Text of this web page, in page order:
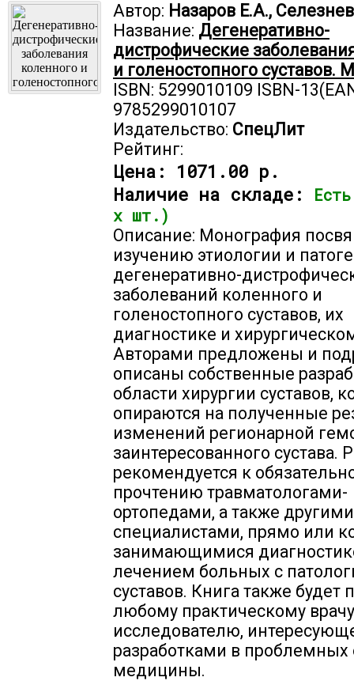
Автор: Назаров Е.А.,
Название: Дегенеративно-
дистрофические
и голеностопного суставов.
ISBN: 5299010109 ISBN-
9785299010107
Издательство: СпецЛит
Рейтинг:
Цена: 1071.00 р.
Наличие на складе:
х шт.)
Описание: Монография
изучению этиологии и
дегенеративно-
заболеваний коленного и
голеностопного суставов, их
диагностике и
Авторами предложены и
описаны собственные
области хирургии суставов,
опираются на полученные
изменений регионарной
заинтересованного сустава.
рекомендуется к
прочтению травматологами-
ортопедами, а также другими
специалистами, прямо или
занимающимися
лечением больных с
суставов. Книга также будет
любому практическому
исследователю,
разработками в проблемных
медицины.